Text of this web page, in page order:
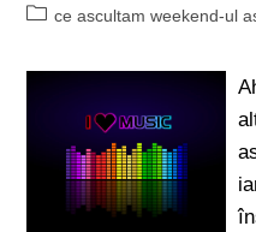
ce ascultam weekend-ul